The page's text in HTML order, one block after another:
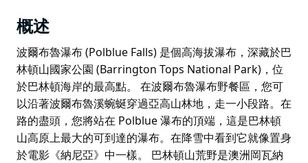
概述
波爾布魯瀑布 (Polblue Falls) 是個高海拔瀑布，深藏於巴
林頓山國家公園 (Barrington Tops National Park)，位
於巴林頓海岸的最高點。 在波爾布魯瀑布野餐區，您可
以沿著波爾布魯溪蜿蜒穿過亞高山林地，走一小段路。在
路的盡頭，您將站在 Polblue 瀑布的頂端，這是巴林頓
山高原上最大的可到達的瀑布。在降雪中看到它就像置身
於電影《納尼亞》中一樣。 巴林頓山荒野是澳洲岡瓦納